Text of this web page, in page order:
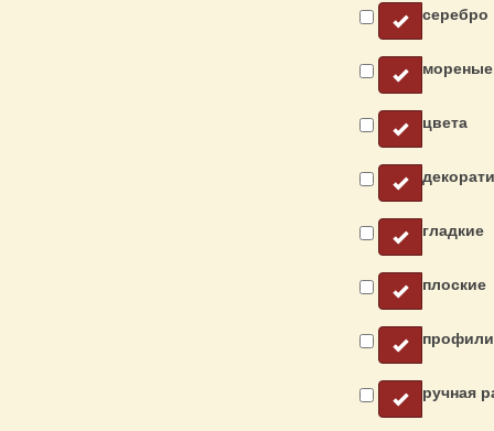
серебро
мореные
цвета
гладкие
плоские
ручная